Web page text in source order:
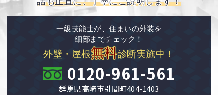
一級技能士が、住まいの外装を
細部までチェック！
外壁・屋根無料診断実施中！
0120-961-561
群馬県高崎市引間町404-1403